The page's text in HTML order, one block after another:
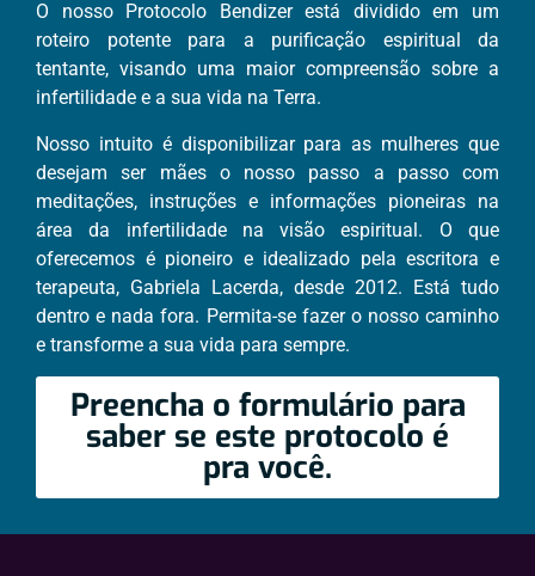
O nosso Protocolo Bendizer está dividido em um
roteiro potente para a purificação espiritual da
tentante, visando uma maior compreensão sobre a
infertilidade e a sua vida na Terra.
Nosso intuito é disponibilizar para as mulheres que
desejam ser mães o nosso passo a passo com
meditações, instruções e informações pioneiras na
área da infertilidade na visão espiritual. O que
oferecemos é pioneiro e idealizado pela escritora e
terapeuta, Gabriela Lacerda, desde 2012. Está tudo
dentro e nada fora. Permita-se fazer o nosso caminho
e transforme a sua vida para sempre.
Preencha o formulário para
saber se este protocolo é
pra você.